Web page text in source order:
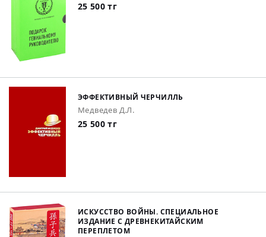
25 500 тг
ЭФФЕКТИВНЫЙ ЧЕРЧИЛЛЬ
Медведев Д.Л.
25 500 тг
ИСКУССТВО ВОЙНЫ. СПЕЦИАЛЬНОЕ
ИЗДАНИЕ С ДРЕВНЕКИТАЙСКИМ
ПЕРЕПЛЕТОМ